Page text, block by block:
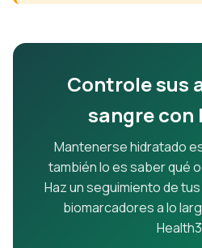
Controle sus
sangre con
Mantenerse hidratado
también lo es saber qué
Haz un seguimiento de
biomarcadores a lo